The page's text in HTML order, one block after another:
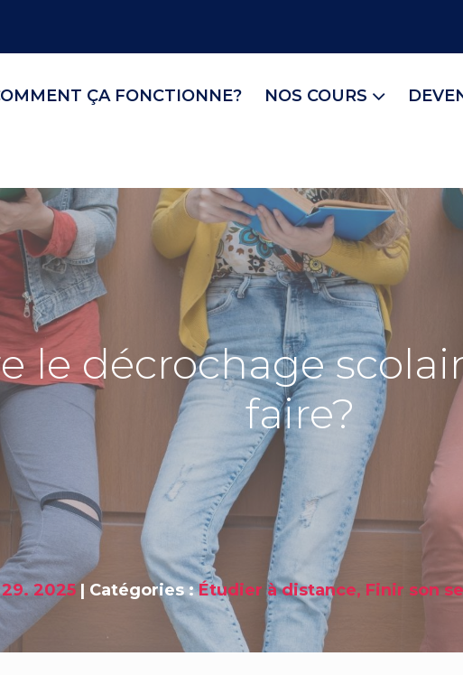
ÇA FONCTIONNE? NOS COURS
le décrochage
faire?
2025 | Catégories :Étudier à distance, Finir son